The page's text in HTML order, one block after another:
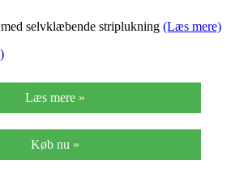
12,9 cm,
selvklæbende striplukning (Læs mere)
Læs mere »
Køb nu »